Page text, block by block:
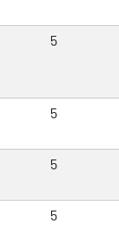
5
5
5
5